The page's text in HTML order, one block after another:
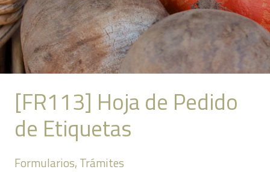
[FR113] Hoja de Pedido
de Etiquetas
Formularios, Trámites